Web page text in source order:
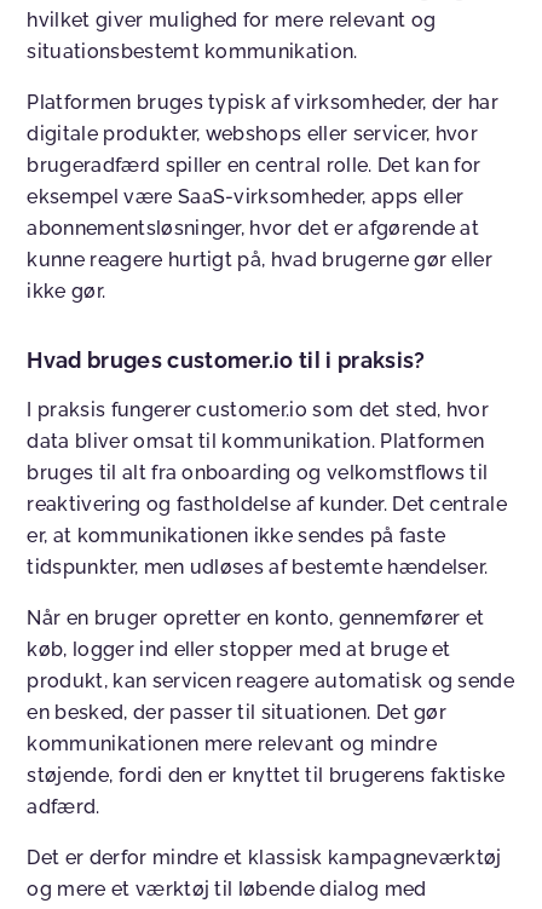
hvilket giver mulighed for mere relevant og
situationsbestemt kommunikation.
Platformen bruges typisk af virksomheder, der har
digitale produkter, webshops eller servicer, hvor
brugeradfærd spiller en central rolle. Det kan for
eksempel være SaaS-virksomheder, apps eller
abonnementsløsninger, hvor det er afgørende at
kunne reagere hurtigt på, hvad brugerne gør eller
ikke gør.
Hvad bruges customer.io til i praksis?
I praksis fungerer customer.io som det sted, hvor
data bliver omsat til kommunikation. Platformen
bruges til alt fra onboarding og velkomstflows til
reaktivering og fastholdelse af kunder. Det centrale
er, at kommunikationen ikke sendes på faste
tidspunkter, men udløses af bestemte hændelser.
Når en bruger opretter en konto, gennemfører et
køb, logger ind eller stopper med at bruge et
produkt, kan servicen reagere automatisk og sende
en besked, der passer til situationen. Det gør
kommunikationen mere relevant og mindre
støjende, fordi den er knyttet til brugerens faktiske
adfærd.
Det er derfor mindre et klassisk kampagneværktøj
og mere et værktøj til løbende dialog med